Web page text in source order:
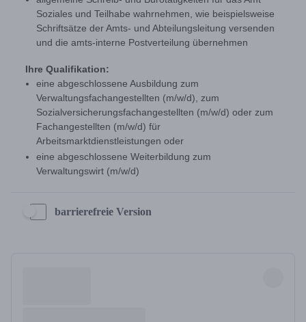
barrierefreie Version